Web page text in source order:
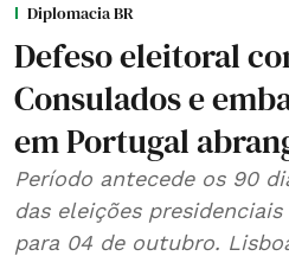
Diplomacia BR
Defeso eleitoral
Consulados e
em Portugal
Período antecede os 90
das eleições
para 04 de outubro.